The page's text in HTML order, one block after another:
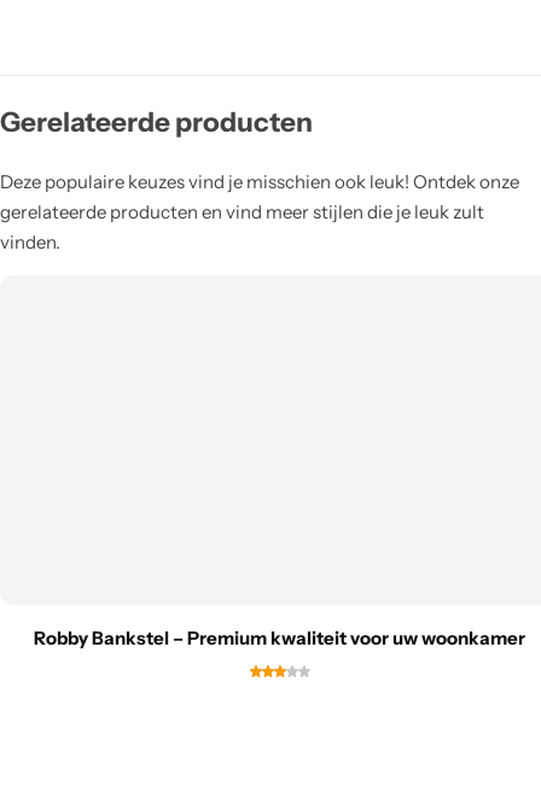
Gerelateerde producten
Deze populaire keuzes vind je misschien ook leuk! Ontdek onze
gerelateerde producten en vind meer stijlen die je leuk zult
vinden.
Robby Bankstel – Premium kwaliteit voor uw woonkamer